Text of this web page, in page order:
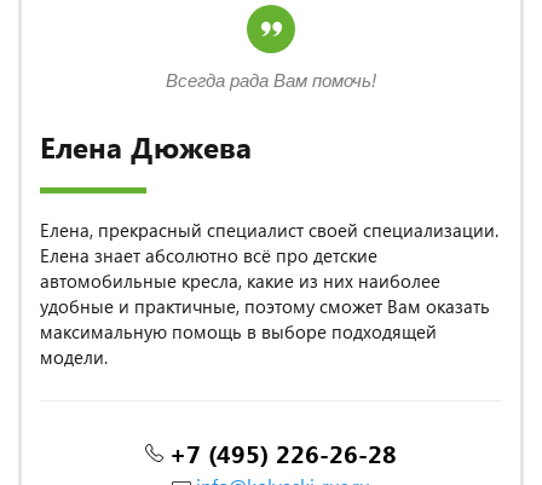
Елена Дюжева
Елена, прекрасный специалист своей специализации.
Елена знает абсолютно всё про детские
автомобильные кресла, какие из них наиболее
удобные и практичные, поэтому сможет Вам оказать
максимальную помощь в выборе подходящей
модели.
+7 (495) 226-26-28
Всегда рада Вам помочь!